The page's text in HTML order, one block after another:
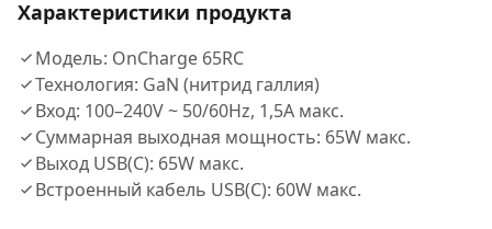
Характеристики продукта
Модель: OnCharge 65RC
Технология: GaN (нитрид галлия)
Вход: 100–240V ~ 50/60Hz, 1,5A макс.
Суммарная выходная мощность: 65W макс.
Выход USB(C): 65W макс.
Встроенный кабель USB(C): 60W макс.